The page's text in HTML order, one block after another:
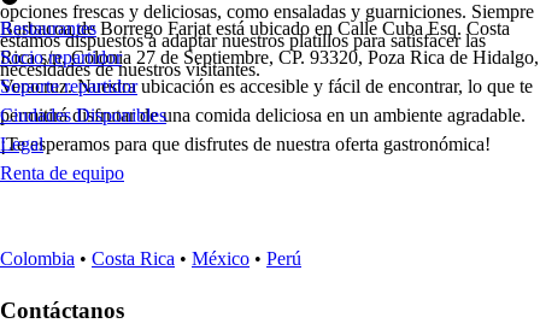
opciones frescas y deliciosas, como ensaladas y guarniciones. Siempre
estamos dispuestos a adaptar nuestros platillos para satisfacer las
necesidades de nuestros visitantes.
Barbacoa de Borrego Farjat está ubicado en Calle Cuba Esq. Costa
Rica s/n, Colonia 27 de Septiembre, CP. 93320, Poza Rica de Hidalgo,
Veracruz. Nuestra ubicación es accesible y fácil de encontrar, lo que te
permitirá disfrutar de una comida deliciosa en un ambiente agradable.
¡Te esperamos para que disfrutes de nuestra oferta gastronómica!
Restaurantes
Socio repartidor
Soporte repartidor
Ciudades Disponibles
Legal
Renta de equipo
Colombia • Costa Rica • México • Perú
Contáctanos